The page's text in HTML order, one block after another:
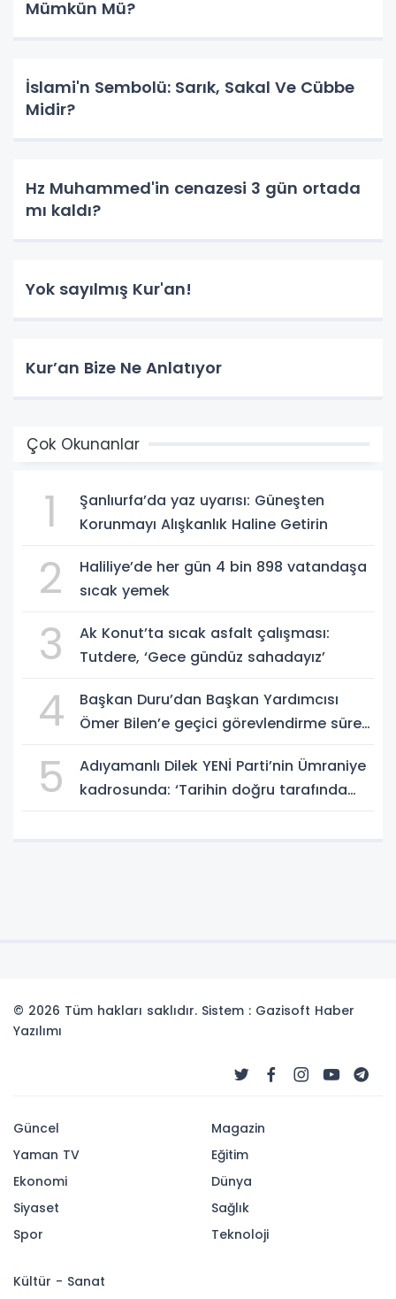
Mümkün Mü?
İslami'n Sembolü: Sarık, Sakal Ve Cübbe
Midir?
Hz Muhammed'in cenazesi 3 gün ortada
mı kaldı?
Yok sayılmış Kur'an!
Kur’an Bize Ne Anlatıyor
Çok Okunanlar
1
Şanlıurfa’da yaz uyarısı: Güneşten
Korunmayı Alışkanlık Haline Getirin
2
Haliliye’de her gün 4 bin 898 vatandaşa
sıcak yemek
3
Ak Konut’ta sıcak asfalt çalışması:
Tutdere, ‘Gece gündüz sahadayız’
4
Başkan Duru’dan Başkan Yardımcısı
Ömer Bilen’e geçici görevlendirme süreci
5
Adıyamanlı Dilek YENİ Parti’nin Ümraniye
kadrosunda: ‘Tarihin doğru tarafında
© 2026 Tüm hakları saklıdır. Sistem : Gazisoft Haber
Yazılımı
Güncel
Yaman TV
Ekonomi
Siyaset
Spor
Magazin
Eğitim
Dünya
Sağlık
Teknoloji
Kültür - Sanat